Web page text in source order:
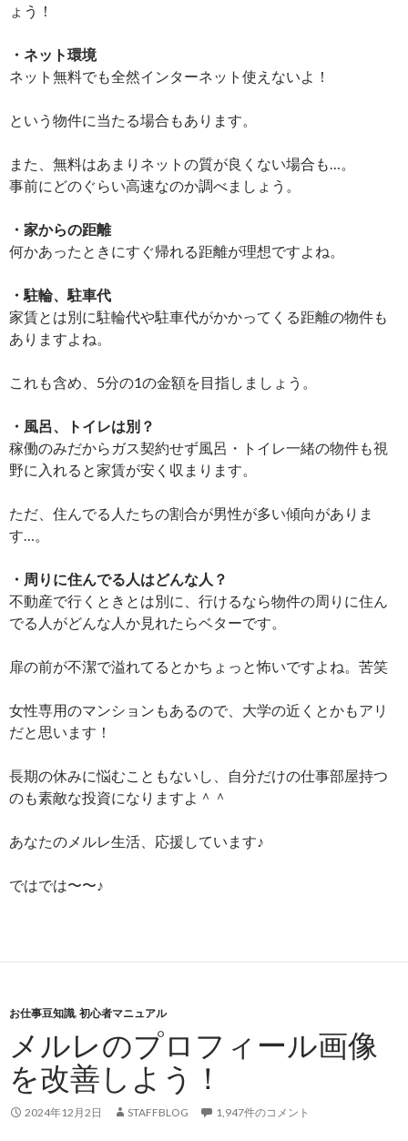
ょう！
・ネット環境
ネット無料でも全然インターネット使えないよ！
という物件に当たる場合もあります。
また、無料はあまりネットの質が良くない場合も…。
事前にどのぐらい高速なのか調べましょう。
・家からの距離
何かあったときにすぐ帰れる距離が理想ですよね。
・駐輪、駐車代
家賃とは別に駐輪代や駐車代がかかってくる距離の物件も
ありますよね。
これも含め、5分の1の金額を目指しましょう。
・風呂、トイレは別？
稼働のみだからガス契約せず風呂・トイレ一緒の物件も視
野に入れると家賃が安く収まります。
ただ、住んでる人たちの割合が男性が多い傾向がありま
す…。
・周りに住んでる人はどんな人？
不動産で行くときとは別に、行けるなら物件の周りに住ん
でる人がどんな人か見れたらベターです。
扉の前が不潔で溢れてるとかちょっと怖いですよね。苦笑
女性専用のマンションもあるので、大学の近くとかもアリ
だと思います！
長期の休みに悩むこともないし、自分だけの仕事部屋持つ
のも素敵な投資になりますよ＾＾
あなたのメルレ生活、応援しています♪
ではでは〜〜♪
お仕事豆知識, 初心者マニュアル
メルレのプロフィール画像
を改善しよう！
2024年12月2日 STAFFBLOG 1,947件のコメント